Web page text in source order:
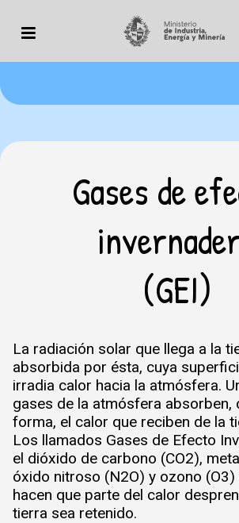
Gases de
(GEI)
La radiación solar que llega a la
absorbida por ésta, cuya
irradia calor hacia la atmósfera.
gases de la atmósfera absorben,
forma, el calor que reciben de la
Los llamados Gases de Efecto
el dióxido de carbono (CO2),
óxido nitroso (N2O) y ozono
hacen que parte del calor
tierra sea retenido.